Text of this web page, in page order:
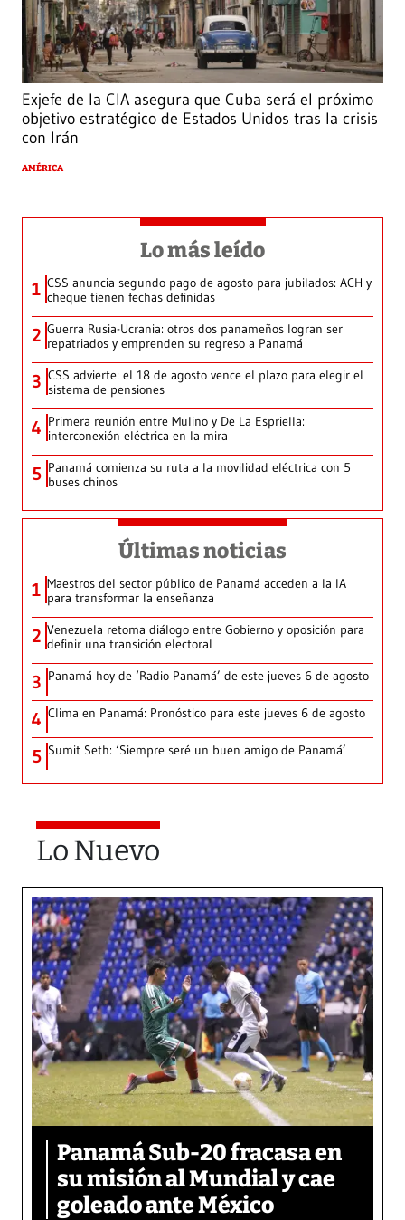
Exjefe de la CIA asegura que Cuba será el próximo
objetivo estratégico de Estados Unidos tras la crisis
con Irán
AMÉRICA
Lo más leído
1 CSS anuncia segundo pago de agosto para jubilados: ACH y
cheque tienen fechas definidas
2 Guerra Rusia-Ucrania: otros dos panameños logran ser
repatriados y emprenden su regreso a Panamá
3 CSS advierte: el 18 de agosto vence el plazo para elegir el
sistema de pensiones
4 Primera reunión entre Mulino y De La Espriella:
interconexión eléctrica en la mira
5 Panamá comienza su ruta a la movilidad eléctrica con 5
buses chinos
Últimas noticias
1 Maestros del sector público de Panamá acceden a la IA
para transformar la enseñanza
2 Venezuela retoma diálogo entre Gobierno y oposición para
definir una transición electoral
3 Panamá hoy de ‘Radio Panamá’ de este jueves 6 de agosto
4 Clima en Panamá: Pronóstico para este jueves 6 de agosto
5 Sumit Seth: ‘Siempre seré un buen amigo de Panamá’
Lo Nuevo
Panamá Sub-20 fracasa en
su misión al Mundial y cae
goleado ante México